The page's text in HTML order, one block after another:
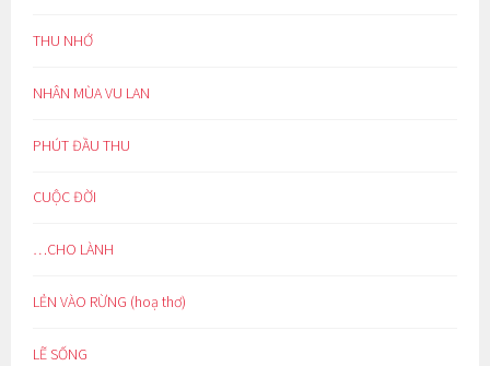
THU NHỚ
NHÂN MÙA VU LAN
PHÚT ĐẦU THU
CUỘC ĐỜI
…CHO LÀNH
LẺN VÀO RỪNG (hoạ thơ)
LẼ SỐNG